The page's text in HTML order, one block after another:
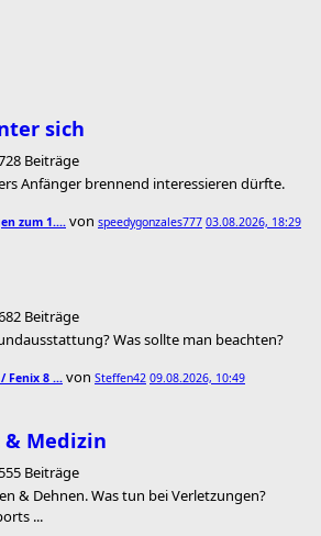
sich
Beiträge
Anfänger brennend interessieren dürfte.
zum 1.… von speedygonzales777 03.08.2026, 18:29
Beiträge
Was sollte man beachten?
/ Fenix 8 … von Steffen42 09.08.2026, 10:49
Medizin
Beiträge
& Dehnen. Was tun bei Verletzungen?
...